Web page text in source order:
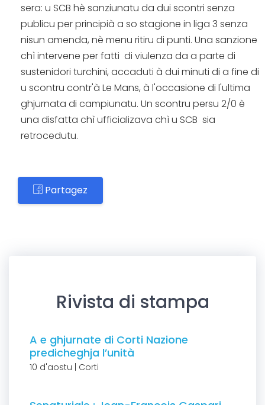
sera: u SCB hè sanziunatu da dui scontri senza
publicu per principià a so stagione in liga 3 senza
nisun amenda, nè menu ritiru di punti. Una sanzione
chì intervene per fatti di viulenza da a parte di
sustenidori turchini, accaduti à dui minuti di a fine di
u scontru contr'à Le Mans, à l'occasione di l'ultima
ghjurnata di campiunatu. Un scontru persu 2/0 è
una disfatta chì ufficializava chì u SCB sia
retrocedutu.
Partagez
Rivista di stampa
A e ghjurnate di Corti Nazione
predicheghja l’unità
10 d'aostu | Corti